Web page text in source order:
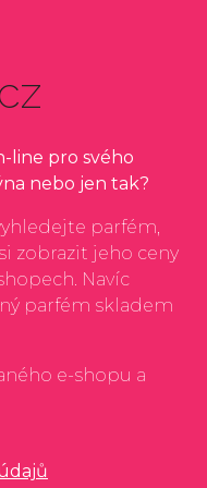
line pro svého
nebo jen tak?
parfém,
zobrazit jeho ceny
Navíc
parfém skladem
e-shopu a